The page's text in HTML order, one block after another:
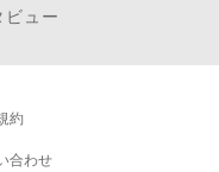
ュー
約
合わせ